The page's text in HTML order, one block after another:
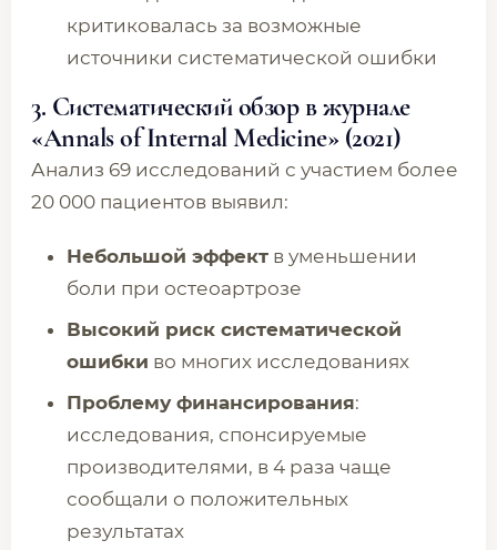
критиковалась за возможные
источники систематической ошибки
3. Систематический обзор в журнале
«Annals of Internal Medicine» (2021)
Анализ 69 исследований с участием более
20 000 пациентов выявил:
Небольшой эффект в уменьшении
боли при остеоартрозе
Высокий риск систематической
ошибки во многих исследованиях
Проблему финансирования:
исследования, спонсируемые
производителями, в 4 раза чаще
сообщали о положительных
результатах